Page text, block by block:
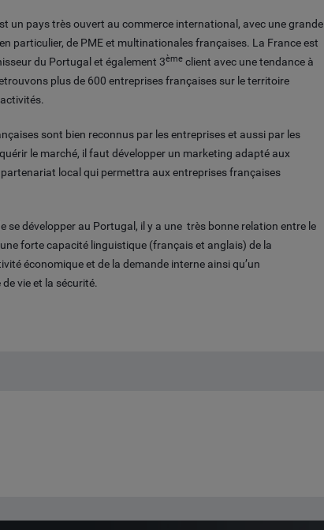
un pays très ouvert au commerce international, avec une grande
particulier, de PME et multinationales françaises. La France est
du Portugal et également 3ème client avec une tendance à
plus de 600 entreprises françaises sur le territoire
sont bien reconnus par les entreprises et aussi par les
le marché, il faut développer un marketing adapté aux
local qui permettra aux entreprises françaises
se développer au Portugal, il y a une très bonne relation entre le
forte capacité linguistique (français et anglais) de la
économique et de la demande interne ainsi qu’un
vie et la sécurité.